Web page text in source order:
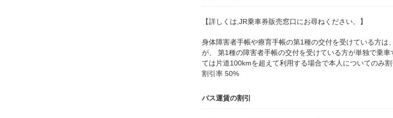
【詳しくは,JR乗車券販売窓口にお尋ねください。】
身体障害者手帳や療育手帳の第1種の交付を受けている方
が、 第1種の障害者手帳の交付を受けている方が単独で乗
ては片道100kmを超えて利用する場合で本人についてのみ割
割引率 50%
バス運賃の割引